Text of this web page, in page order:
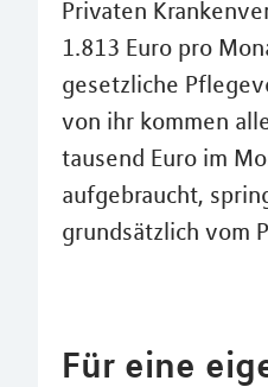
Privaten
1.813 Euro pro
gesetzliche
von ihr kommen
tausend Euro im
aufgebraucht,
grundsätzlich vom
Für eine